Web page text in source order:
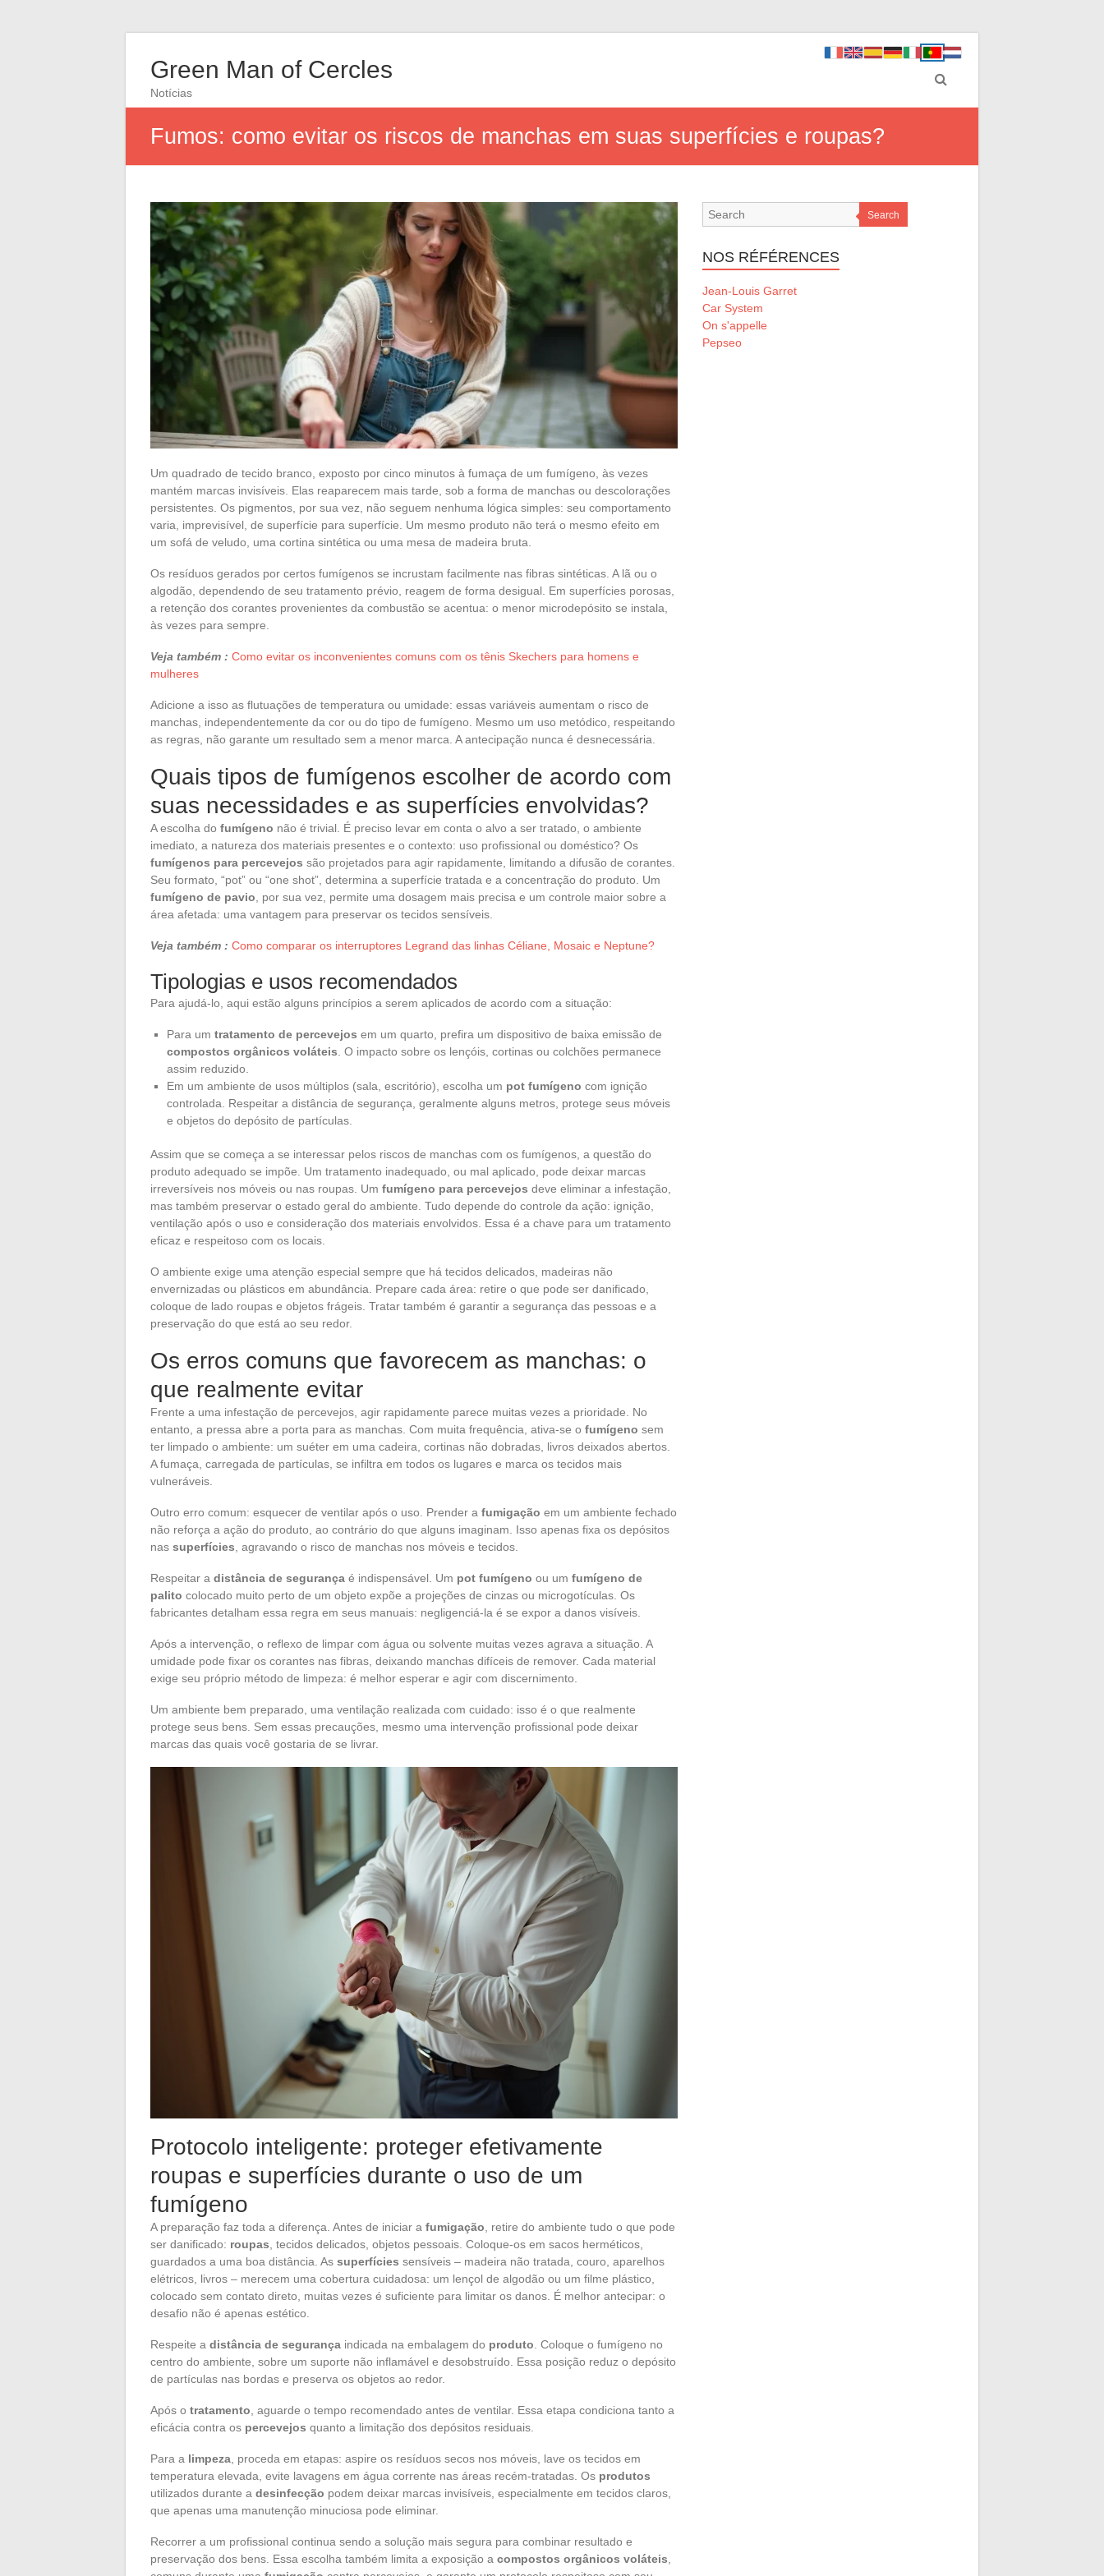
Green Man of Cercles
Notícias
Fumos: como evitar os riscos de manchas em suas superfícies e roupas?
Um quadrado de tecido branco, exposto por cinco minutos à fumaça de um fumígeno, às vezes
mantém marcas invisíveis. Elas reaparecem mais tarde, sob a forma de manchas ou descolorações
persistentes. Os pigmentos, por sua vez, não seguem nenhuma lógica simples: seu comportamento
varia, imprevisível, de superfície para superfície. Um mesmo produto não terá o mesmo efeito em
um sofá de veludo, uma cortina sintética ou uma mesa de madeira bruta.
Os resíduos gerados por certos fumígenos se incrustam facilmente nas fibras sintéticas. A lã ou o
algodão, dependendo de seu tratamento prévio, reagem de forma desigual. Em superfícies porosas,
a retenção dos corantes provenientes da combustão se acentua: o menor microdepósito se instala,
às vezes para sempre.
Veja também : Como evitar os inconvenientes comuns com os tênis Skechers para homens e
mulheres
Adicione a isso as flutuações de temperatura ou umidade: essas variáveis aumentam o risco de
manchas, independentemente da cor ou do tipo de fumígeno. Mesmo um uso metódico, respeitando
as regras, não garante um resultado sem a menor marca. A antecipação nunca é desnecessária.
Quais tipos de fumígenos escolher de acordo com
suas necessidades e as superfícies envolvidas?
A escolha do fumígeno não é trivial. É preciso levar em conta o alvo a ser tratado, o ambiente
imediato, a natureza dos materiais presentes e o contexto: uso profissional ou doméstico? Os
fumígenos para percevejos são projetados para agir rapidamente, limitando a difusão de corantes.
Seu formato, “pot” ou “one shot”, determina a superfície tratada e a concentração do produto. Um
fumígeno de pavio , por sua vez, permite uma dosagem mais precisa e um controle maior sobre a
área afetada: uma vantagem para preservar os tecidos sensíveis.
Veja também : Como comparar os interruptores Legrand das linhas Céliane, Mosaic e Neptune?
Tipologias e usos recomendados
Para ajudá-lo, aqui estão alguns princípios a serem aplicados de acordo com a situação:
Para um tratamento de percevejos em um quarto, prefira um dispositivo de baixa emissão de
compostos orgânicos voláteis . O impacto sobre os lençóis, cortinas ou colchões permanece
assim reduzido.
Em um ambiente de usos múltiplos (sala, escritório), escolha um pot fumígeno com ignição
controlada. Respeitar a distância de segurança, geralmente alguns metros, protege seus móveis
e objetos do depósito de partículas.
Assim que se começa a se interessar pelos riscos de manchas com os fumígenos, a questão do
produto adequado se impõe. Um tratamento inadequado, ou mal aplicado, pode deixar marcas
irreversíveis nos móveis ou nas roupas. Um fumígeno para percevejos deve eliminar a infestação,
mas também preservar o estado geral do ambiente. Tudo depende do controle da ação: ignição,
ventilação após o uso e consideração dos materiais envolvidos. Essa é a chave para um tratamento
eficaz e respeitoso com os locais.
O ambiente exige uma atenção especial sempre que há tecidos delicados, madeiras não
envernizadas ou plásticos em abundância. Prepare cada área: retire o que pode ser danificado,
coloque de lado roupas e objetos frágeis. Tratar também é garantir a segurança das pessoas e a
preservação do que está ao seu redor.
Os erros comuns que favorecem as manchas: o
que realmente evitar
Frente a uma infestação de percevejos, agir rapidamente parece muitas vezes a prioridade. No
entanto, a pressa abre a porta para as manchas. Com muita frequência, ativa-se o fumígeno sem
ter limpado o ambiente: um suéter em uma cadeira, cortinas não dobradas, livros deixados abertos.
A fumaça, carregada de partículas, se infiltra em todos os lugares e marca os tecidos mais
vulneráveis.
Outro erro comum: esquecer de ventilar após o uso. Prender a fumigação em um ambiente fechado
não reforça a ação do produto, ao contrário do que alguns imaginam. Isso apenas fixa os depósitos
nas superfícies , agravando o risco de manchas nos móveis e tecidos.
Respeitar a distância de segurança é indispensável. Um pot fumígeno ou um fumígeno de
palito colocado muito perto de um objeto expõe a projeções de cinzas ou microgotículas. Os
fabricantes detalham essa regra em seus manuais: negligenciá-la é se expor a danos visíveis.
Após a intervenção, o reflexo de limpar com água ou solvente muitas vezes agrava a situação. A
umidade pode fixar os corantes nas fibras, deixando manchas difíceis de remover. Cada material
exige seu próprio método de limpeza: é melhor esperar e agir com discernimento.
Um ambiente bem preparado, uma ventilação realizada com cuidado: isso é o que realmente
protege seus bens. Sem essas precauções, mesmo uma intervenção profissional pode deixar
marcas das quais você gostaria de se livrar.
Protocolo inteligente: proteger efetivamente
roupas e superfícies durante o uso de um
fumígeno
A preparação faz toda a diferença. Antes de iniciar a fumigação , retire do ambiente tudo o que pode
ser danificado: roupas , tecidos delicados, objetos pessoais. Coloque-os em sacos herméticos,
guardados a uma boa distância. As superfícies sensíveis – madeira não tratada, couro, aparelhos
elétricos, livros – merecem uma cobertura cuidadosa: um lençol de algodão ou um filme plástico,
colocado sem contato direto, muitas vezes é suficiente para limitar os danos. É melhor antecipar: o
desafio não é apenas estético.
Respeite a distância de segurança indicada na embalagem do produto . Coloque o fumígeno no
centro do ambiente, sobre um suporte não inflamável e desobstruído. Essa posição reduz o depósito
de partículas nas bordas e preserva os objetos ao redor.
Após o tratamento , aguarde o tempo recomendado antes de ventilar. Essa etapa condiciona tanto a
eficácia contra os percevejos quanto a limitação dos depósitos residuais.
Para a limpeza , proceda em etapas: aspire os resíduos secos nos móveis, lave os tecidos em
temperatura elevada, evite lavagens em água corrente nas áreas recém-tratadas. Os produtos
utilizados durante a desinfecção podem deixar marcas invisíveis, especialmente em tecidos claros,
que apenas uma manutenção minuciosa pode eliminar.
Recorrer a um profissional continua sendo a solução mais segura para combinar resultado e
preservação dos bens. Essa escolha também limita a exposição a compostos orgânicos voláteis
Search
NOS RÉFÉRENCES
Jean-Louis Garret
Car System
On s'appelle
Pepseo